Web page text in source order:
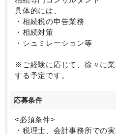
具体的には、
・相続税の申告業務
・相続対策
・シュミレーション等
※ご経験に応じて、徐々に
する予定です。
応募条件
<必須条件>
・税理士、会計事務所での